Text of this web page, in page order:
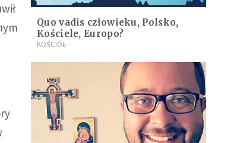
Quo vadis człowieku, Polsko,
Kościele, Europo?
KOŚCIÓŁ